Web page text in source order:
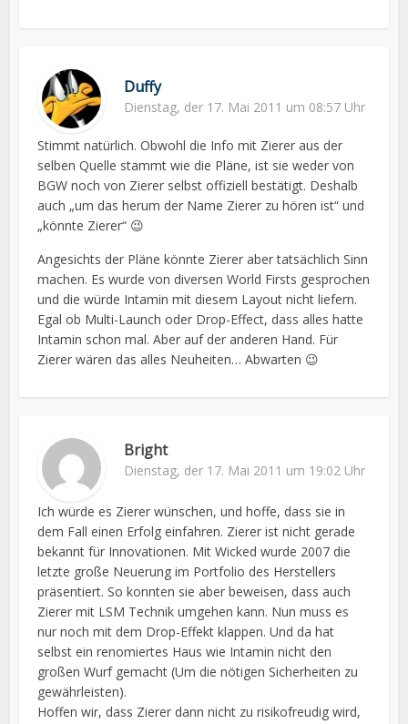
Duffy
Dienstag, der 17. Mai 2011 um 08:57 Uhr
Stimmt natürlich. Obwohl die Info mit Zierer aus der
selben Quelle stammt wie die Pläne, ist sie weder von
BGW noch von Zierer selbst offiziell bestätigt. Deshalb
auch „um das herum der Name Zierer zu hören ist“ und
„könnte Zierer“ 😉
Angesichts der Pläne könnte Zierer aber tatsächlich Sinn
machen. Es wurde von diversen World Firsts gesprochen
und die würde Intamin mit diesem Layout nicht liefern.
Egal ob Multi-Launch oder Drop-Effect, dass alles hatte
Intamin schon mal. Aber auf der anderen Hand. Für
Zierer wären das alles Neuheiten… Abwarten 😉
Bright
Dienstag, der 17. Mai 2011 um 19:02 Uhr
Ich würde es Zierer wünschen, und hoffe, dass sie in
dem Fall einen Erfolg einfahren. Zierer ist nicht gerade
bekannt für Innovationen. Mit Wicked wurde 2007 die
letzte große Neuerung im Portfolio des Herstellers
präsentiert. So konnten sie aber beweisen, dass auch
Zierer mit LSM Technik umgehen kann. Nun muss es
nur noch mit dem Drop-Effekt klappen. Und da hat
selbst ein renomiertes Haus wie Intamin nicht den
großen Wurf gemacht (Um die nötigen Sicherheiten zu
gewährleisten).
Hoffen wir, dass Zierer dann nicht zu risikofreudig wird,